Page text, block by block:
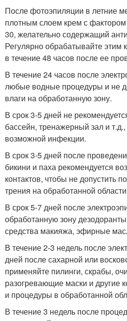
После фотоэпиляции в летние
плотным слоем крем с
30, желательно содержащий
Регулярно обрабатывайте этим
в течение 48 часов после ее
В течение 24 часов после
любые водные процедуры и не
влаги на обработанную зону.
В срок 3-5 дней не
бассейн, тренажерный зал и
возможной инфекции.
В срок 3-5 дней после
бикини и паха рекомендуется
контактов, чтобы не допустить
трения на обработанной
В срок 5-7 дней после
обработанную зону
средства макияжа, эфирные
В течение 2-3 недель после
дней после сахарной или
применяйте пилинги, скрабы,
разогревающие маски и другие
и процедуры в обработанной
В течение 3 недель после